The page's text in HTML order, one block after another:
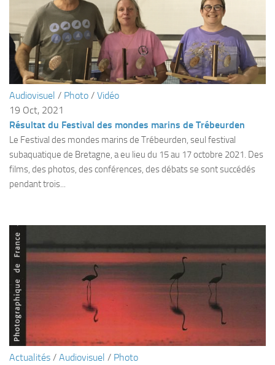
Sorties 2023
Sorties 2022
Sorties 2021
Sorties 2020
Sorties 2018
sorties 2017
Sorties 2015
Sorties 2014
Formations
AUDIOVISUEL
Peinture
Audiovisuel / Photo / Vidéo
19 Oct, 2021
Résultat du Festival des mondes marins de Trébeurden
Le Festival des mondes marins de Trébeurden, seul festival
subaquatique de Bretagne, a eu lieu du 15 au 17 octobre 2021. Des
films, des photos, des conférences, des débats se sont succédés
pendant trois...
Actualités / Audiovisuel / Photo